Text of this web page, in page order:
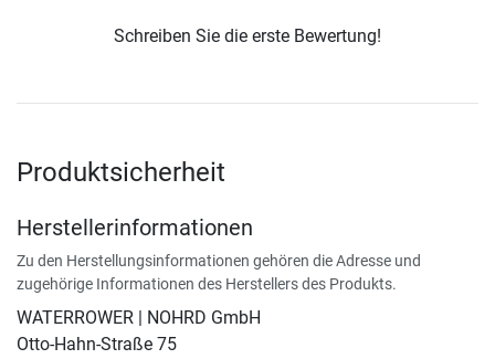
Schreiben Sie die erste Bewertung!
Produktsicherheit
Herstellerinformationen
Zu den Herstellungsinformationen gehören die Adresse und
zugehörige Informationen des Herstellers des Produkts.
WATERROWER | NOHRD GmbH
Otto-Hahn-Straße 75